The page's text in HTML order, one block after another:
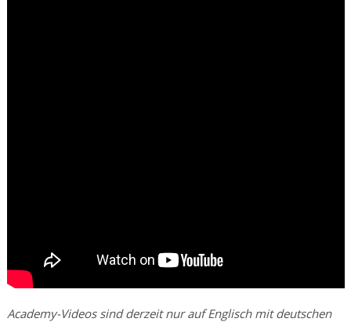
Academy-Videos sind derzeit nur auf Englisch mit deutschen